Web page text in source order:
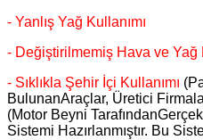
- Yanlış Yağ Kullanımı
- Değiştirilmemiş Hava ve Yağ
- Sıklıkla Şehir İçi Kullanımı
BulunanAraçlar, Üretici
(Motor Beyni
Sistemi Hazırlanmıştır. Bu